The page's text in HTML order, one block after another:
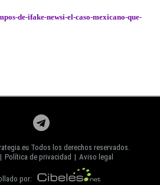
de-ifake-newsi-el-caso-mexicano-que-
Todos los derechos reservados.
| Política de privacidad | Aviso legal
por: